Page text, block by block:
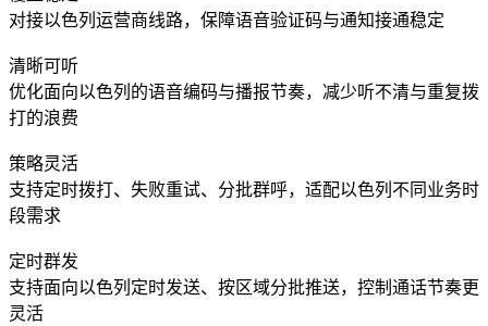
对接以色列运营商线路，保障语音验证码与通知接通稳定
清晰可听
优化面向以色列的语音编码与播报节奏，减少听不清与重复拨
打的浪费
策略灵活
支持定时拨打、失败重试、分批群呼，适配以色列不同业务时
段需求
定时群发
支持面向以色列定时发送、按区域分批推送，控制通话节奏更
灵活